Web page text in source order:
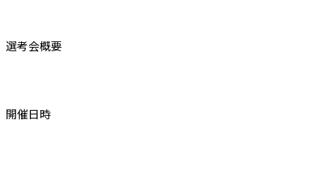
選考会概要
開催日時